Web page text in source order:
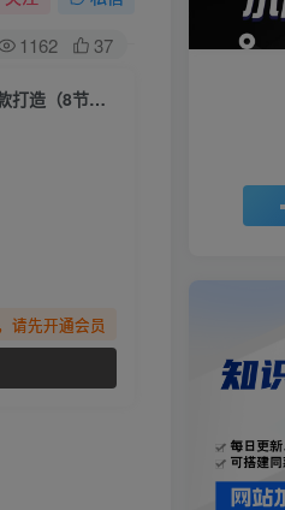
1162 37
（7133期）直播间·操盘手必修课：直播间·操盘手底层逻辑解析与爆款打造（8节课）
请先开通会员